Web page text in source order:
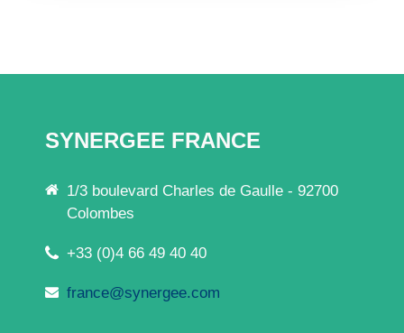
SYNERGEE FRANCE
1/3 boulevard Charles de Gaulle - 92700
Colombes
+33 (0)4 66 49 40 40
france@synergee.com